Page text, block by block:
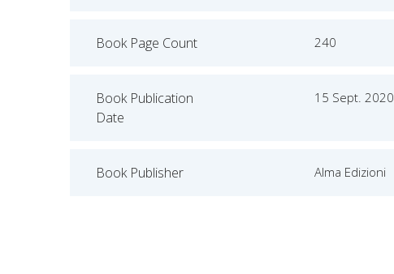
Book Page Count 240
Book Publication
Date
15 Sept. 2020
Book Publisher Alma Edizioni